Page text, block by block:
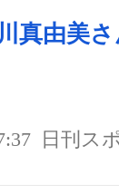
真由美
日刊ス